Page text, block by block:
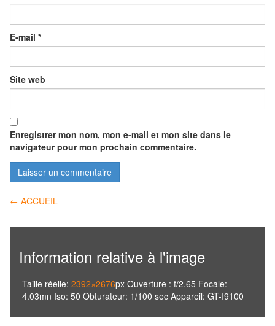
E-mail *
Site web
Enregistrer mon nom, mon e-mail et mon site dans le
navigateur pour mon prochain commentaire.
Navigation
articles
← ACCUEIL
Information relative à l'image
Taille réelle: 2392×2676px Ouverture : f/2.65 Focale:
4.03mn Iso: 50 Obturateur: 1/100 sec Appareil: GT-I9100